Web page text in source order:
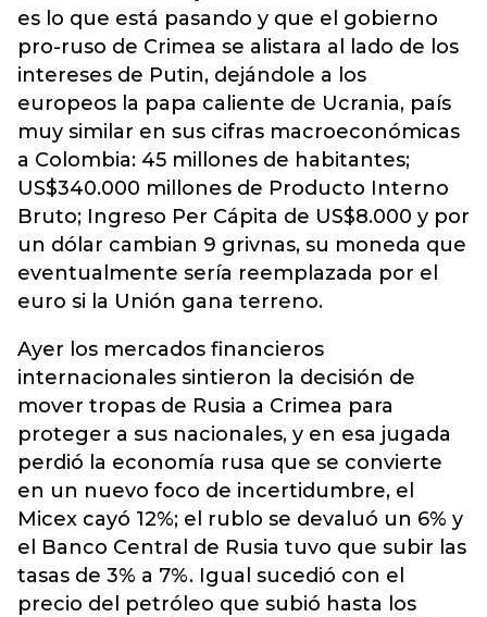
es lo que está pasando y que el gobierno
pro-ruso de Crimea se alistara al lado de los
intereses de Putin, dejándole a los
europeos la papa caliente de Ucrania, país
muy similar en sus cifras macroeconómicas
a Colombia: 45 millones de habitantes;
US$340.000 millones de Producto Interno
Bruto; Ingreso Per Cápita de US$8.000 y por
un dólar cambian 9 grivnas, su moneda que
eventualmente sería reemplazada por el
euro si la Unión gana terreno.
Ayer los mercados financieros
internacionales sintieron la decisión de
mover tropas de Rusia a Crimea para
proteger a sus nacionales, y en esa jugada
perdió la economía rusa que se convierte
en un nuevo foco de incertidumbre, el
Micex cayó 12%; el rublo se devaluó un 6% y
el Banco Central de Rusia tuvo que subir las
tasas de 3% a 7%. Igual sucedió con el
precio del petróleo que subió hasta los